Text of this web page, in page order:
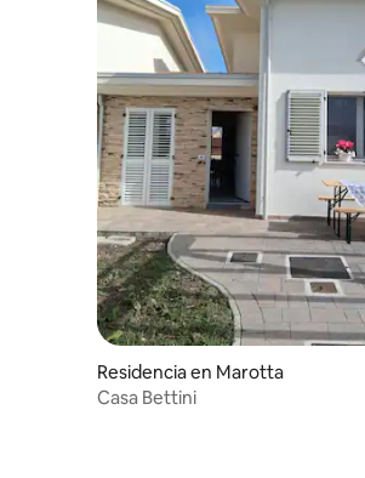
Residencia en Marotta
Casa Bettini